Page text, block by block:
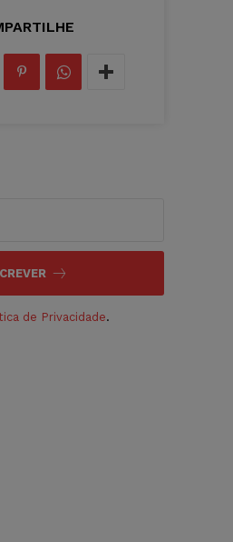
de Privacidade.